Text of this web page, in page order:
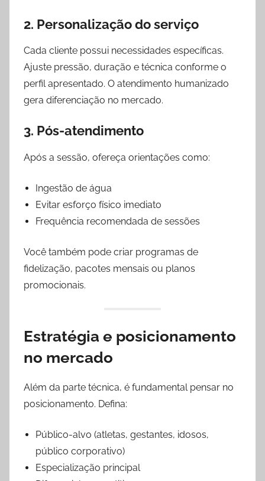
2. Personalização do serviço
Cada cliente possui necessidades específicas.
Ajuste pressão, duração e técnica conforme o
perfil apresentado. O atendimento humanizado
gera diferenciação no mercado.
3. Pós-atendimento
Após a sessão, ofereça orientações como:
Ingestão de água
Evitar esforço físico imediato
Frequência recomendada de sessões
Você também pode criar programas de
fidelização, pacotes mensais ou planos
promocionais.
Estratégia e posicionamento
no mercado
Além da parte técnica, é fundamental pensar no
posicionamento. Defina:
Público-alvo (atletas, gestantes, idosos,
público corporativo)
Especialização principal